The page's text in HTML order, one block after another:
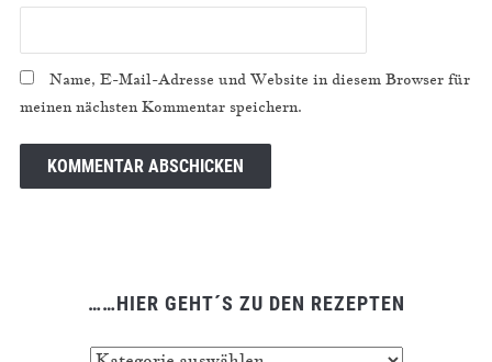
Name, E-Mail-Adresse und Website in diesem Browser für
meinen nächsten Kommentar speichern.
……HIER GEHT´S ZU DEN REZEPTEN